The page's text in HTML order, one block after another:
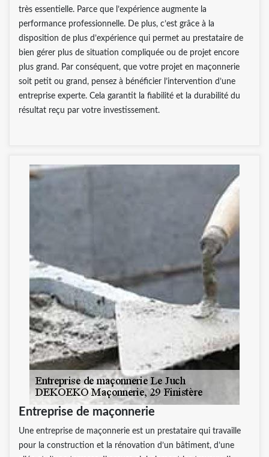
très essentielle. Parce que l’expérience augmente la
performance professionnelle. De plus, c’est grâce à la
disposition de plus d’expérience qui permet au prestataire de
bien gérer plus de situation compliquée ou de projet encore
plus grand. Par conséquent, que votre projet en maçonnerie
soit petit ou grand, pensez à bénéficier l’intervention d’une
entreprise experte. Cela garantit la fiabilité et la durabilité du
résultat reçu par votre investissement.
Entreprise de maçonnerie
Une entreprise de maçonnerie est un prestataire qui travaille
pour la construction et la rénovation d’un bâtiment, d’une